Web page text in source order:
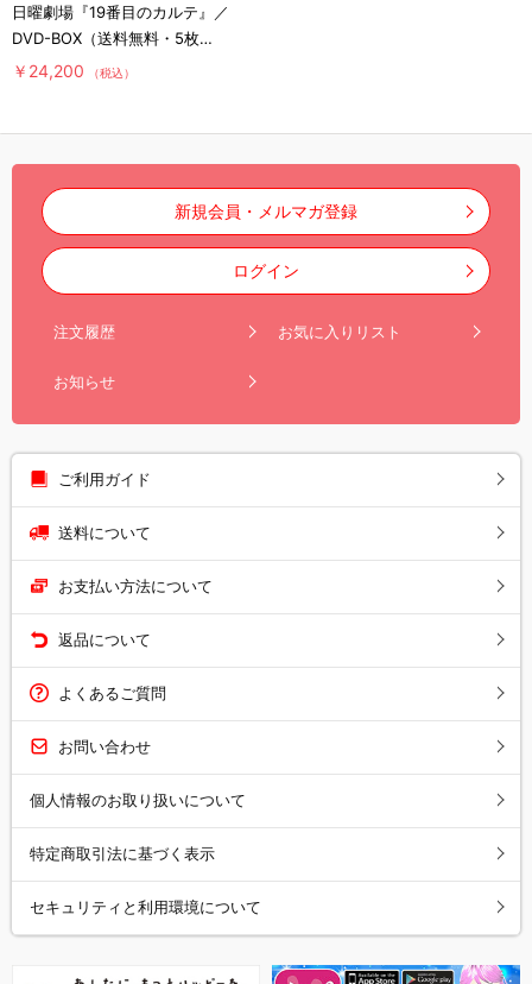
日曜劇場『19番目のカルテ』／
DVD-BOX（送料無料・5枚
組）
￥24,200 （税込）
新規会員・メルマガ登録
ログイン
注文履歴 お気に入りリスト
お知らせ
ご利用ガイド
送料について
お支払い方法について
返品について
よくあるご質問
お問い合わせ
個人情報のお取り扱いについて
特定商取引法に基づく表示
セキュリティと利用環境について